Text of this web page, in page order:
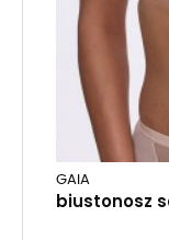
GAIA
biustonosz